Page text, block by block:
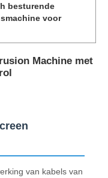
besturende
voor
Machine met
van kabels van